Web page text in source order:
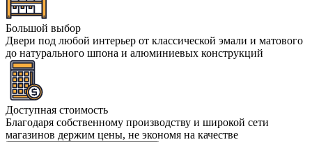
Большой выбор
Двери под любой интерьер от классической эмали и матового
до натурального шпона и алюминиевых конструкций
Доступная стоимость
Благодаря собственному производству и широкой сети
магазинов держим цены, не экономя на качестве